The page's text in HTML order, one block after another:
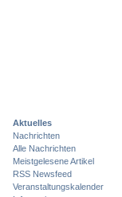
Aktuelles
Nachrichten
Alle Nachrichten
Meistgelesene Artikel
RSS Newsfeed
Veranstaltungskalender